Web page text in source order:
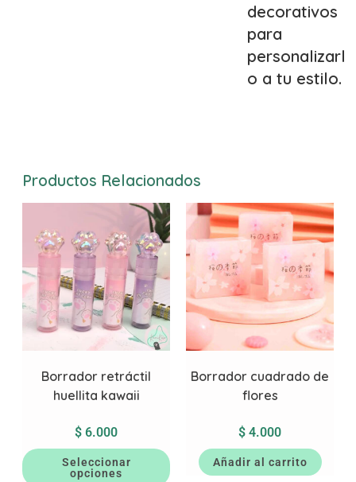
decorativos
para
personalizarl
o a tu estilo.
Productos Relacionados
Borrador retráctil
huellita kawaii
$ 6.000
Seleccionar
opciones
Borrador cuadrado de
flores
$ 4.000
Añadir al carrito